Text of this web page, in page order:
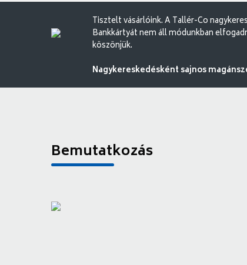
Tisztelt vásárlóink. A Tallér-Co
Bankkártyát nem áll módunkban
köszönjük.
Nagykereskedésként sajnos
Bemutatkozás